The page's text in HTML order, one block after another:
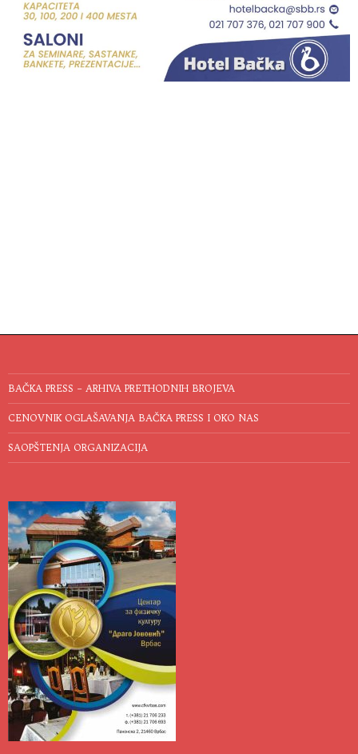
BAČKA PRESS – ARHIVA PRETHODNIH BROJEVA
CENOVNIK OGLAŠAVANJA BAČKA PRESS I OKO NAS
SAOPŠTENJA ORGANIZACIJA